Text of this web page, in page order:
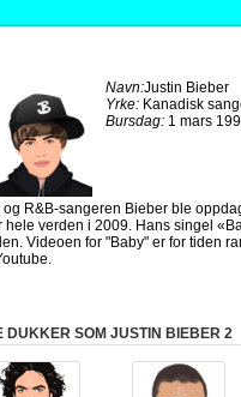
Navn:Justin Bieber
Yrke: Kanadisk
Bursdag: 1 mars
og R&B-sangeren Bieber ble
hele verden i 2009. Hans singel
Videoen for "Baby" er for tiden
DUKKER SOM JUSTIN BIEBER 2